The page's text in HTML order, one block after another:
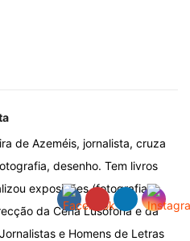
de Azeméis, jornalista, cruza
desenho. Tem livros
exposições (fotografia,
da Cena Lusófona e da
e Homens de Letras